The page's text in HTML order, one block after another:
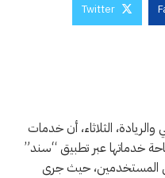
Twitter
الثلاثاء، أن خدمات
خدماتها عبر تطبيق “سند”
المستخدمين، حيث جرى